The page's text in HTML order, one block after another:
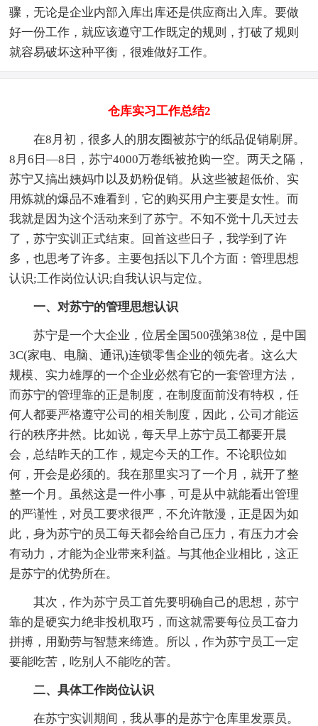
骤，无论是企业内部入库出库还是供应商出入库。要做
好一份工作，就应该遵守工作既定的规则，打破了规则
就容易破坏这种平衡，很难做好工作。
仓库实习工作总结2
在8月初，很多人的朋友圈被苏宁的纸品促销刷屏。
8月6日—8日，苏宁4000万卷纸被抢购一空。两天之隔，
苏宁又搞出姨妈巾以及奶粉促销。从这些被超低价、实
用炼就的爆品不难看到，它的购买用户主要是女性。而
我就是因为这个活动来到了苏宁。不知不觉十几天过去
了，苏宁实训正式结束。回首这些日子，我学到了许
多，也思考了许多。主要包括以下几个方面：管理思想
认识;工作岗位认识;自我认识与定位。
一、对苏宁的管理思想认识
苏宁是一个大企业，位居全国500强第38位，是中国
3C(家电、电脑、通讯)连锁零售企业的领先者。这么大
规模、实力雄厚的一个企业必然有它的一套管理方法，
而苏宁的管理靠的正是制度，在制度面前没有特权，任
何人都要严格遵守公司的相关制度，因此，公司才能运
行的秩序井然。比如说，每天早上苏宁员工都要开晨
会，总结昨天的工作，规定今天的工作。不论职位如
何，开会是必须的。我在那里实习了一个月，就开了整
整一个月。虽然这是一件小事，可是从中就能看出管理
的严谨性，对员工要求很严，不允许散漫，正是因为如
此，身为苏宁的员工每天都会给自己压力，有压力才会
有动力，才能为企业带来利益。与其他企业相比，这正
是苏宁的优势所在。
其次，作为苏宁员工首先要明确自己的思想，苏宁
靠的是硬实力绝非投机取巧，而这就需要每位员工奋力
拼搏，用勤劳与智慧来缔造。所以，作为苏宁员工一定
要能吃苦，吃别人不能吃的苦。
二、具体工作岗位认识
在苏宁实训期间，我从事的是苏宁仓库里发票员。